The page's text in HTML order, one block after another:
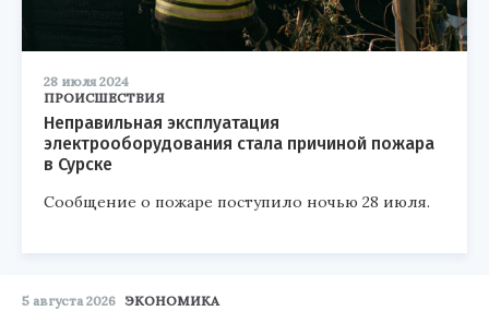
28 июля 2024
ПРОИСШЕСТВИЯ
Неправильная эксплуатация
электрооборудования стала причиной пожара
в Сурске
Сообщение о пожаре поступило ночью 28 июля.
5 августа 2026 ЭКОНОМИКА